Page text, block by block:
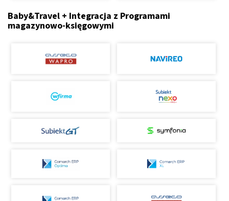
Baby&Travel + Integracja z Programami
magazynowo-księgowymi